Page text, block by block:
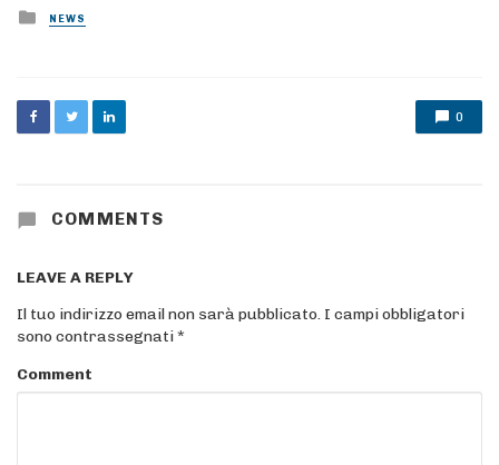
Posted
in
NEWS
0
COMMENTS
LEAVE A REPLY
Il tuo indirizzo email non sarà pubblicato. I campi obbligatori
sono contrassegnati*
Comment